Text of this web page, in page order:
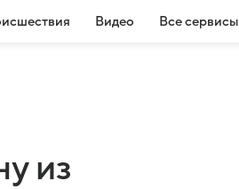
Видео Все сервисы
из